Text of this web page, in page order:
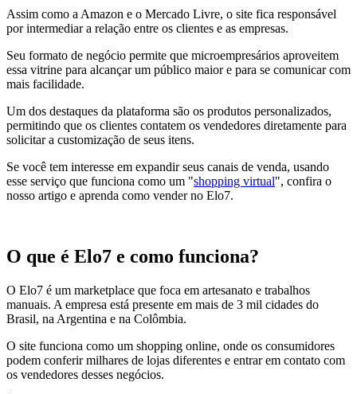
Assim como a Amazon e o Mercado Livre, o site fica responsável
por intermediar a relação entre os clientes e as empresas.
Seu formato de negócio permite que microempresários aproveitem
essa vitrine para alcançar um público maior e para se comunicar com
mais facilidade.
Um dos destaques da plataforma são os produtos personalizados,
permitindo que os clientes contatem os vendedores diretamente para
solicitar a customização de seus itens.
Se você tem interesse em expandir seus canais de venda, usando
esse serviço que funciona como um "shopping virtual", confira o
nosso artigo e aprenda como vender no Elo7.
O que é Elo7 e como funciona?
O Elo7 é um marketplace que foca em artesanato e trabalhos
manuais. A empresa está presente em mais de 3 mil cidades do
Brasil, na Argentina e na Colômbia.
O site funciona como um shopping online, onde os consumidores
podem conferir milhares de lojas diferentes e entrar em contato com
os vendedores desses negócios.